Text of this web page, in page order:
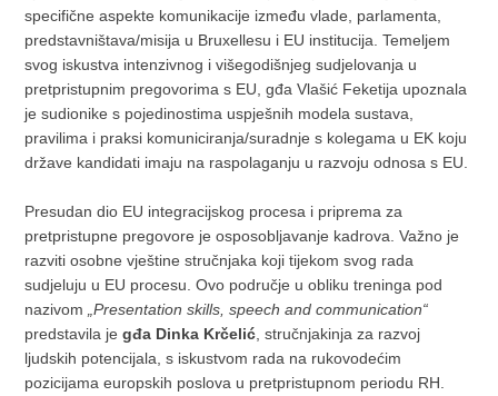
specifične aspekte komunikacije između vlade, parlamenta,
predstavništava/misija u Bruxellesu i EU institucija. Temeljem
svog iskustva intenzivnog i višegodišnjeg sudjelovanja u
pretpristupnim pregovorima s EU, gđa Vlašić Feketija upoznala
je sudionike s pojedinostima uspješnih modela sustava,
pravilima i praksi komuniciranja/suradnje s kolegama u EK koju
države kandidati imaju na raspolaganju u razvoju odnosa s EU.
Presudan dio EU integracijskog procesa i priprema za
pretpristupne pregovore je osposobljavanje kadrova. Važno je
razviti osobne vještine stručnjaka koji tijekom svog rada
sudjeluju u EU procesu. Ovo područje u obliku treninga pod
nazivom
„Presentation skills, speech and communication“
predstavila jegđa Dinka Krčelić , stručnjakinja za razvoj
ljudskih potencijala, s iskustvom rada na rukovodećim
pozicijama europskih poslova u pretpristupnom periodu RH.